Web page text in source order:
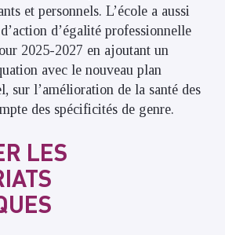
et personnels. L’école a aussi
d’égalité professionnelle
2025-2027 en ajoutant un
avec le nouveau plan
sur l’amélioration de la santé des
des spécificités de genre.
LES